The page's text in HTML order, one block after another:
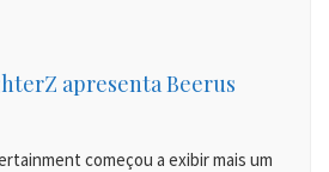
apresenta Beerus
começou a exibir mais um